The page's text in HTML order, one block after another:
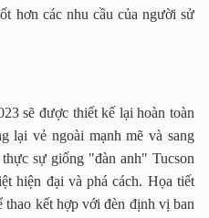
hơn các nhu cầu của người sử
sẽ được thiết kế lại hoàn toàn
lại vẻ ngoài mạnh mẽ và sang
sự giống "đàn anh" Tucson
hiện đại và phá cách. Họa tiết
thao kết hợp với đèn định vị ban